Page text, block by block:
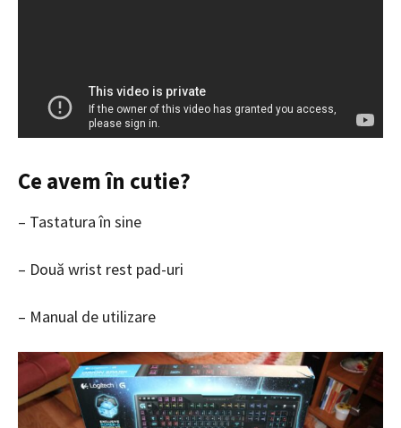
Ce avem în cutie?
– Tastatura în sine
– Două wrist rest pad-uri
– Manual de utilizare